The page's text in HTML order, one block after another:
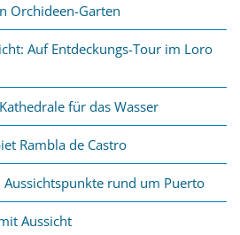
Orchideen-Garten
Auf Entdeckungs-Tour im Loro
für das Wasser
Rambla de Castro
Aussichtspunkte rund um Puerto
Aussicht